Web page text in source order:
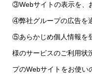
③Webサイトの表示を、
④弊社グループの広告を
⑤あらかじめ個人情報を
様のサービスのご利用状
プのWebサイトをお使い